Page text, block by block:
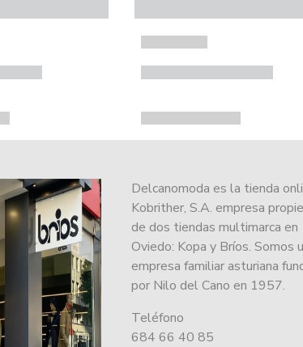
Delcanomoda es la tienda
Kobrither, S.A. empresa
de dos tiendas multimarca en
Oviedo: Kopa y Bríos. Somos
empresa familiar asturiana
por Nilo del Cano en 1957.
Teléfono
684 66 40 85